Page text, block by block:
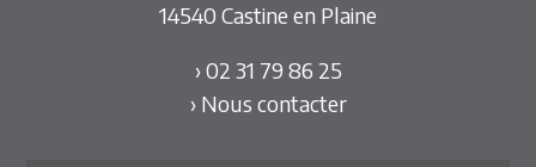
14540 Castine en Plaine
› 02 31 79 86 25
› Nous contacter